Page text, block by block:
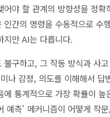
야 할 관계의 방향성을 정
간의 명령을 수동적으로
지만 AI는 다릅니다.
구하고, 그 작동 방식과 사
나 감정, 의도를 이해해서
에 통계적으로 가장 확률이
예측' 메커니즘이 어떻게 작